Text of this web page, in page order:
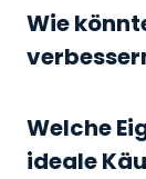
Wie
Welche
ideale